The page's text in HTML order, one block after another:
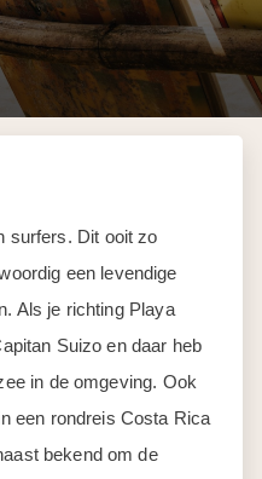
surfers. Dit ooit zo
een levendige
. Als je richting Playa
Suizo en daar heb
in de omgeving. Ook
een rondreis Costa Rica
bekendom de